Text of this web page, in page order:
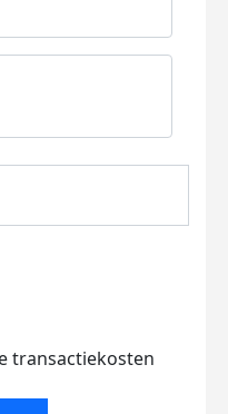
transactiekosten